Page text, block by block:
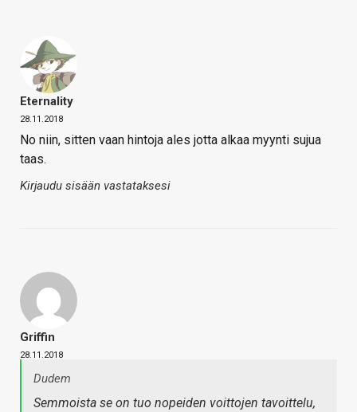
Eternality
28.11.2018
No niin, sitten vaan hintoja ales jotta alkaa myynti sujua
taas.
Kirjaudu sisään vastataksesi
Griffin
28.11.2018
Dudem
Semmoista se on tuo nopeiden voittojen tavoittelu,